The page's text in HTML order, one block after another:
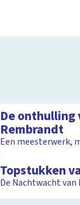
De onthulling
Rembrandt
Een meesterwerk,
Topstukken
De Nachtwacht
7:26